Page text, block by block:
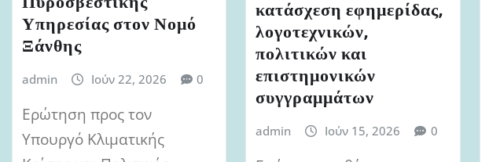
Υπηρεσίας στον Νομό
Ξάνθης
admin Ιούν 22, 2026 0
Ερώτηση προς τον
Υπουργό Κλιματικής
κατάσχεση εφημερίδας,
λογοτεχνικών,
πολιτικών και
επιστημονικών
συγγραμμάτων
admin Ιούν 15, 2026 0